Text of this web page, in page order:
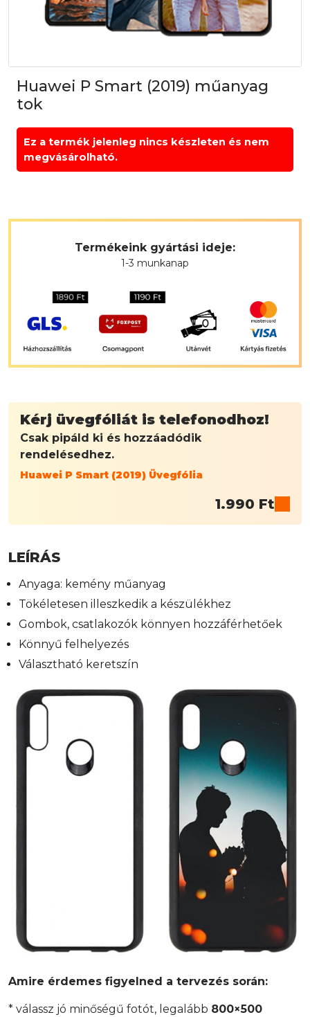
Huawei P Smart (2019) műanyag
tok
Ez a termék jelenleg nincs készleten és nem
megvásárolható.
Termékeink gyártási ideje:
1-3 munkanap
Kérj üvegfóliát is telefonodhoz!
Csak pipáld ki és hozzáadódik
rendelésedhez.
Huawei P Smart (2019) Üvegfólia
1.990 Ft
LEÍRÁS
Anyaga: kemény műanyag
Tökéletesen illeszkedik a készülékhez
Gombok, csatlakozók könnyen hozzáférhetőek
Könnyű felhelyezés
Választható keretszín
Amire érdemes figyelned a tervezés során:
* válassz jó minőségű fotót, legalább 800×500